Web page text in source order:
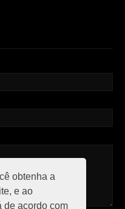
obtenha a
e ao
de acordo com